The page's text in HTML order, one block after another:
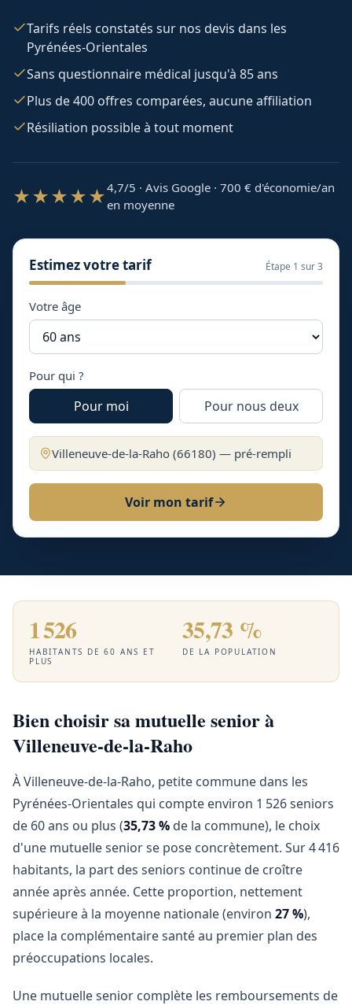
Tarifs réels constatés sur nos devis dans les
Pyrénées-Orientales
Sans questionnaire médical jusqu'à 85 ans
Plus de 400 offres comparées, aucune affiliation
Résiliation possible à tout moment
★★★★★4,7/5 · Avis Google · 700 € d'économie/an
en moyenne
Estimez votre tarif Étape 1 sur 3
Votre âge
Pour qui ?
Pour moi Pour nous deux
Villeneuve-de-la-Raho (66180) — pré-rempli
Voir mon tarif
1 526
HABITANTS DE 60 ANS ET
PLUS
35,73 %
DE LA POPULATION
Bien choisir sa mutuelle senior à
Villeneuve-de-la-Raho
À Villeneuve-de-la-Raho, petite commune dans les
Pyrénées-Orientales qui compte environ 1 526 seniors
de 60 ans ou plus (35,73 % de la commune), le choix
d'une mutuelle senior se pose concrètement. Sur 4 416
habitants, la part des seniors continue de croître
année après année. Cette proportion, nettement
supérieure à la moyenne nationale (environ 27 %),
place la complémentaire santé au premier plan des
préoccupations locales.
Une mutuelle senior complète les remboursements de